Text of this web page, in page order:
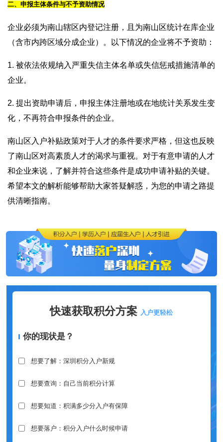
二、申报主体条件与不予资助情况
企业必须为南山辖区内登记注册，且为南山区统计在库企业
（含市内跨区域分成企业）。以下情况的企业将不予资助：
1. 被依法依规纳入严重失信主体名单或失信惩戒措施清单的
企业。
2. 提出资助申请后，申报主体注册地或在地统计关系发生变
化，不再符合申报条件的企业。
南山区入户补贴政策对于人才的条件要求严格，但这也反映
了南山区对高素质人才的渴求与重视。对于有意申请的人才
和企业来说，了解并符合这些条件是成功申请补贴的关键。
希望本文的解析能够帮助大家答疑解惑，为您的申请之路提
供清晰指南。
快速获取积分方案 入户更轻松
你的现状是？
想要了解：深圳积分入户新规
想要查询：自己当前积分计算
想要知道：积满多少分入户有保障
想要落户：积分入户什么时候申请